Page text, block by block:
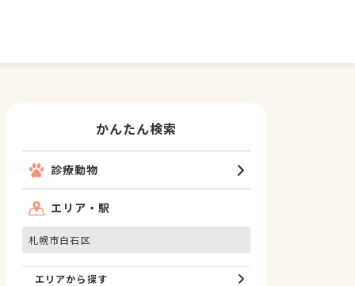
かんたん検索
診療動物
エリア・駅
札幌市白石区
エリアから探す